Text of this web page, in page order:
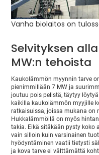
Vanha biolaitos on
Selvityksen
MW:n tehoista
Kaukolämmön myynnin tarve
pienimmillään 7 MW ja
joutuu pois pelistä, täytyy
kaikilla kaukolämmön myyjille
ratkaisuissa, joissa mukana on
Hukkalämmöllä on myös
takia. Eikä sitäkään pysty koko
vain silloin kuin varsinainen
hyödyntäminen vaatii tietysti
ja kova tarve ei välttämättä